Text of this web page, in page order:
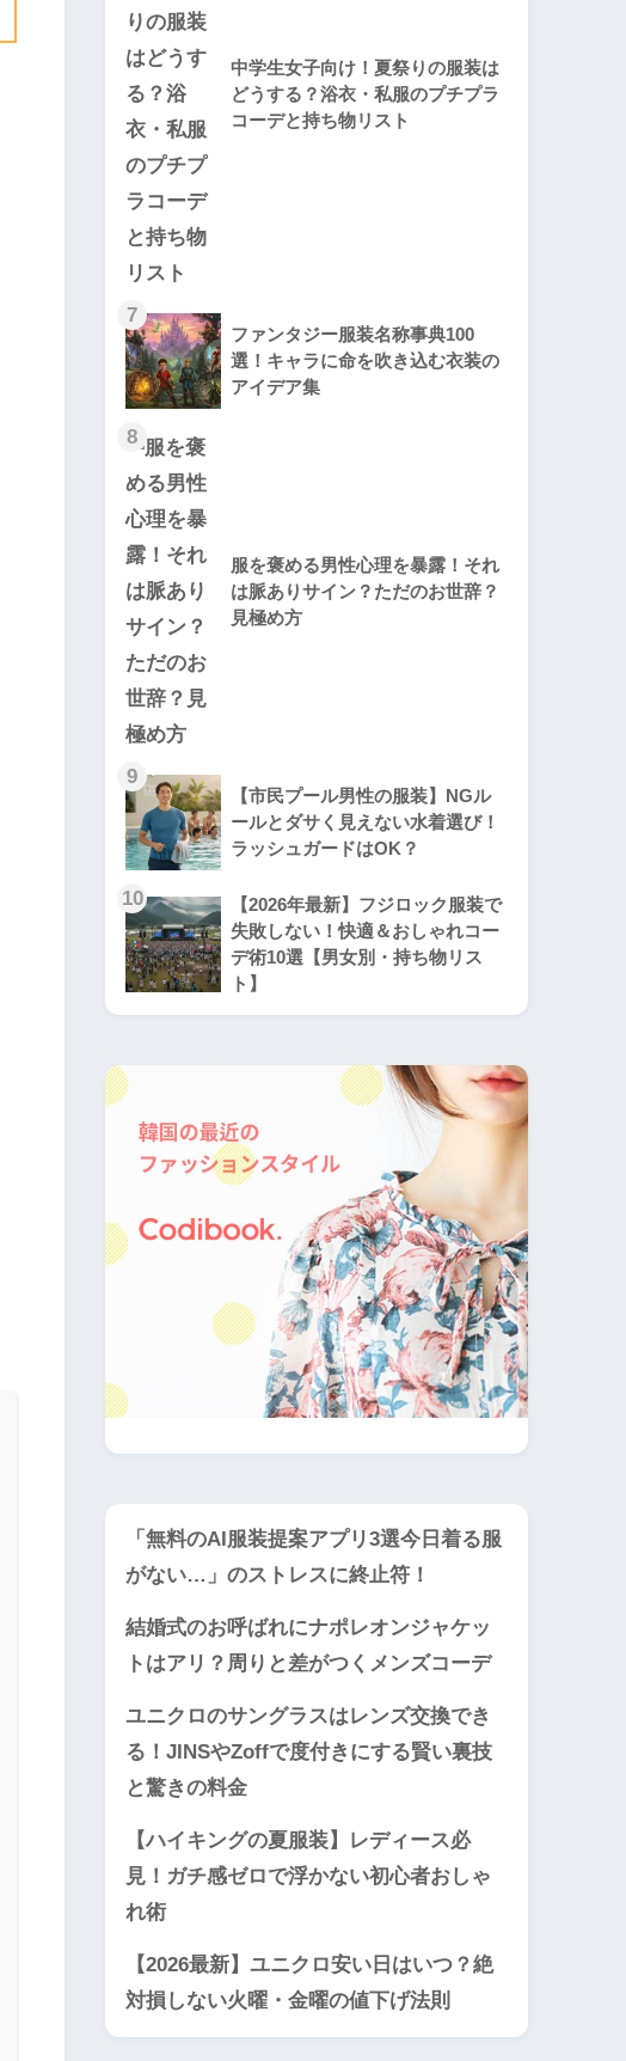
中学生女子向け！夏祭りの服装は
どうする？浴衣・私服のプチプラ
コーデと持ち物リスト
7
ファンタジー服装名称事典100
選！キャラに命を吹き込む衣装の
アイデア集
8
服を褒める男性心理を暴露！それ
は脈ありサイン？ただのお世辞？
見極め方
9
【市民プール男性の服装】NGル
ールとダサく見えない水着選び！
ラッシュガードはOK？
10
【2026年最新】フジロック服装で
失敗しない！快適＆おしゃれコー
デ術10選【男女別・持ち物リス
ト】
「無料のAI服装提案アプリ3選今日着る服
がない…」のストレスに終止符！
結婚式のお呼ばれにナポレオンジャケッ
トはアリ？周りと差がつくメンズコーデ
ユニクロのサングラスはレンズ交換でき
る！JINSやZoffで度付きにする賢い裏技
と驚きの料金
【ハイキングの夏服装】レディース必
見！ガチ感ゼロで浮かない初心者おしゃ
れ術
【2026最新】ユニクロ安い日はいつ？絶
対損しない火曜・金曜の値下げ法則